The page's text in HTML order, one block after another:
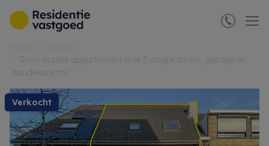
Menu overslaan en naar de inhoud gaan
verkocht